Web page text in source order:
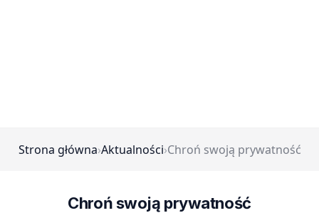
Strona główna›Aktualności›Chroń swoją prywatność
Chroń swoją prywatność